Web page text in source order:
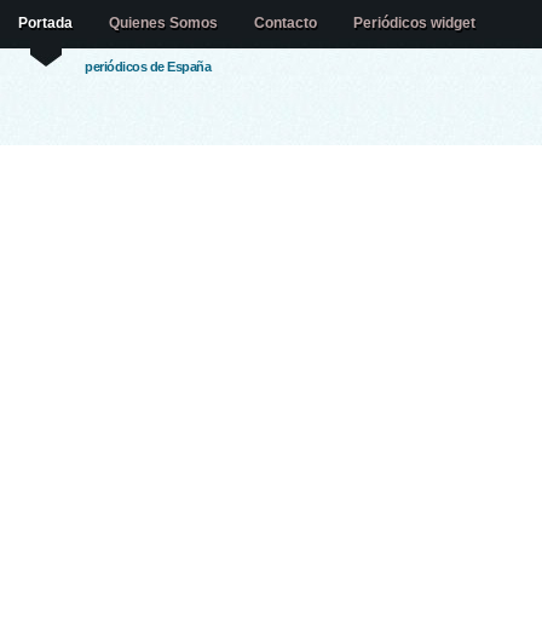
periódicos de España
Portada Quienes Somos Contacto Periódicos widget